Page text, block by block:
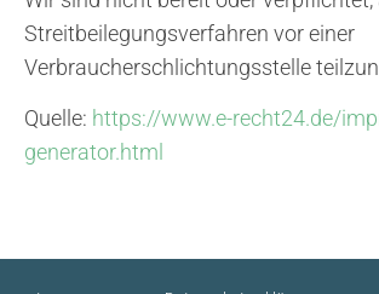
Streitbeilegungsverfahren vor einer
Verbraucherschlichtungsstelle
Quelle: https://www.e-recht24.de/
generator.html